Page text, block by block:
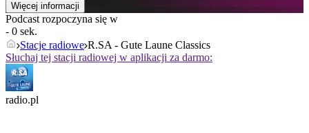
Więcej informacji
Podcast rozpoczyna się w
- 0 sek.
Stacje radiowe R.SA - Gute Laune Classics
Słuchaj tej stacji radiowej w aplikacji za darmo:
radio.pl